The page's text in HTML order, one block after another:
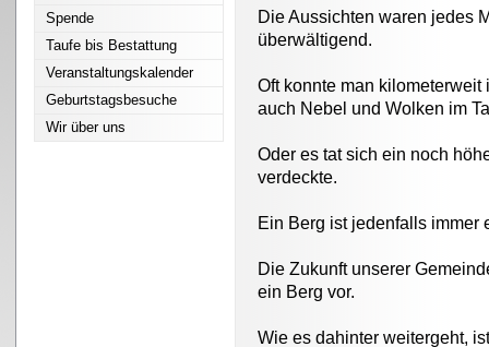
Spende
Taufe bis Bestattung
Veranstaltungskalender
Geburtstagsbesuche
Wir über uns
Die Aussichten waren jedes
überwältigend.
Oft konnte man
auch Nebel und Wolken im
Oder es tat sich ein noch
verdeckte.
Ein Berg ist jedenfalls immer
Die Zukunft unserer
ein Berg vor.
Wie es dahinter weitergeht,